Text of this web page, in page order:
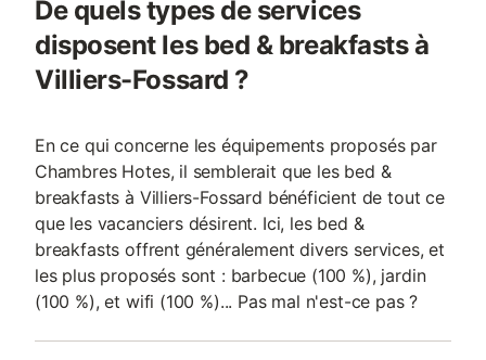
De quels types de services
disposent les bed & breakfasts à
Villiers-Fossard ?
En ce qui concerne les équipements proposés par
Chambres Hotes, il semblerait que les bed &
breakfasts à Villiers-Fossard bénéficient de tout ce
que les vacanciers désirent. Ici, les bed &
breakfasts offrent généralement divers services, et
les plus proposés sont : barbecue (100 %), jardin
(100 %), et wifi (100 %)... Pas mal n'est-ce pas ?